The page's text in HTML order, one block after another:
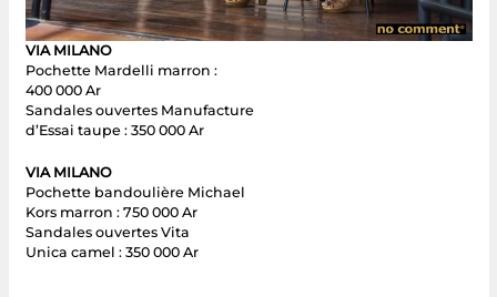
VIA MILANO
Pochette Mardelli marron :
400 000 Ar
Sandales ouvertes Manufacture
d’Essai taupe : 350 000 Ar
VIA MILANO
Pochette bandoulière Michael
Kors marron : 750 000 Ar
Sandales ouvertes Vita
Unica camel : 350 000 Ar